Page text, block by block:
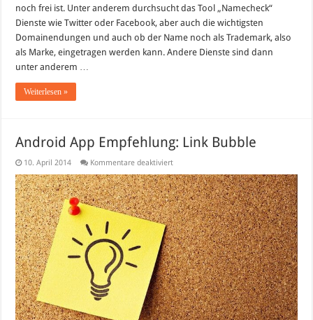
noch frei ist. Unter anderem durchsucht das Tool „Namecheck“
Dienste wie Twitter oder Facebook, aber auch die wichtigsten
Domainendungen und auch ob der Name noch als Trademark, also
als Marke, eingetragen werden kann. Andere Dienste sind dann
unter anderem …
Weiterlesen »
Android App Empfehlung: Link Bubble
10. April 2014 Kommentare deaktiviertfür
App
Empfehlung:
Link
Bubble